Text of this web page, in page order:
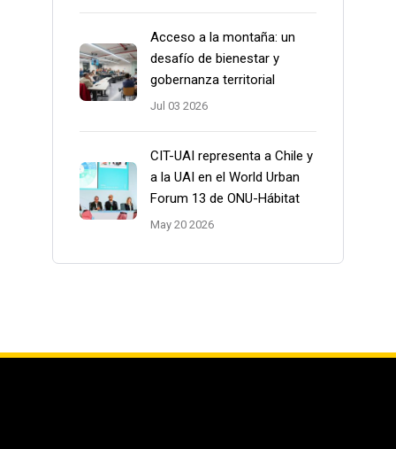
Acceso a la montaña: un
desafío de bienestar y
gobernanza territorial
Jul 03 2026
CIT-UAI representa a Chile y
a la UAI en el World Urban
Forum 13 de ONU-Hábitat
May 20 2026